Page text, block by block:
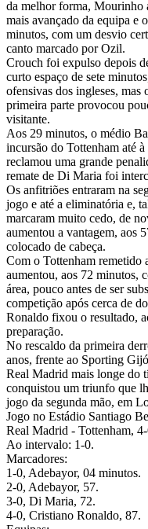
da melhor forma, Mourinho
mais avançado da equipa e
minutos, com um desvio
canto marcado por Ozil.
Crouch foi expulso depois
curto espaço de sete
ofensivas dos ingleses,
primeira parte provocou
visitante.
Aos 29 minutos, o médio
incursão do Tottenham até
reclamou uma grande
remate de Di Maria foi
Os anfitriões entraram na
jogo e até a eliminatória e,
marcaram muito cedo, de
aumentou a vantagem, aos
colocado de cabeça.
Com o Tottenham remetido
aumentou, aos 72 minutos,
área, pouco antes de ser
competição após cerca de
Ronaldo fixou o resultado,
preparação.
No rescaldo da primeira
anos, frente ao Sporting
Real Madrid mais longe do
conquistou um triunfo que
jogo da segunda mão, em
Jogo no Estádio Santiago
Real Madrid - Tottenham,
Ao intervalo: 1-0.
Marcadores:
1-0, Adebayor, 04 minutos.
2-0, Adebayor, 57.
3-0, Di Maria, 72.
4-0, Cristiano Ronaldo, 87.